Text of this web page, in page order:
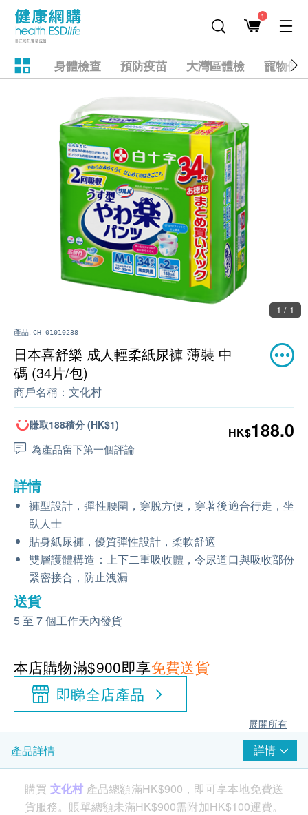
1
身體檢查 預防疫苗 大灣區體檢 寵物健
1 / 1
產品: CH_01010238
日本喜舒樂 成人輕柔紙尿褲 薄裝 中
碼 (34片/包)
商戶名稱： 文化村
賺取188積分 (HK$1)
為產品留下第一個評論
HK$188.0
詳情
褲型設計，彈性腰圍，穿脫方便，穿著後適合行走，坐
臥人士
貼身紙尿褲，優質彈性設計，柔軟舒適
雙層護體構造：上下二重吸收體，令尿道口與吸收部份
緊密接合，防止洩漏
送貨
5 至 7 個工作天內發貨
本店購物滿$900即享免費送貨
即睇全店產品
展開所有
產品詳情 詳情
購買 文化村 產品總額滿HK$900，即可享本地免費送
貨服務。賬單總額未滿HK$900需附加HK$100運費。